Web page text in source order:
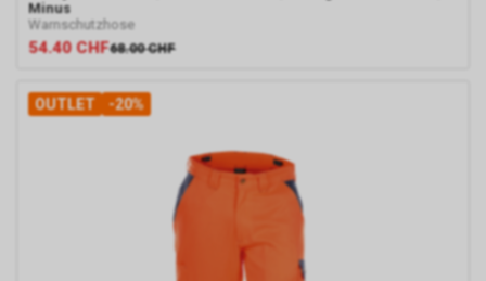
Minus
Warnschutzhose
54.40 CHF68.00 CHF
OUTLET -20%